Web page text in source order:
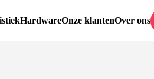
HardwareOnze klantenOver ons